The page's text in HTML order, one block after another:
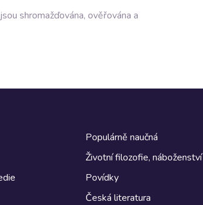
shromažďována, ověřována a
Populárně naučná
Životní filozofie, náboženství
Povídky
Česká literatura